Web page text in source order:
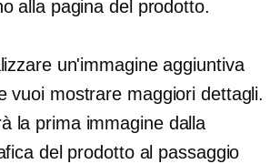
alla pagina del prodotto.
un'immagine aggiuntiva
vuoi mostrare maggiori dettagli.
la prima immagine dalla
del prodotto al passaggio